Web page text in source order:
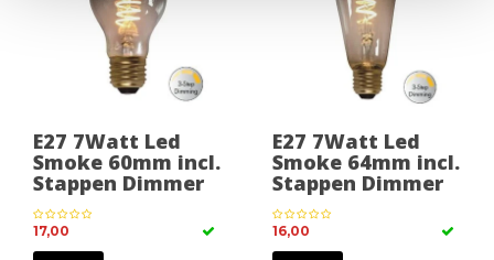
E27 7Watt Led
Smoke 60mm incl.
Stappen Dimmer
17,00
E27 7Watt Led
Smoke 64mm incl.
Stappen Dimmer
16,00